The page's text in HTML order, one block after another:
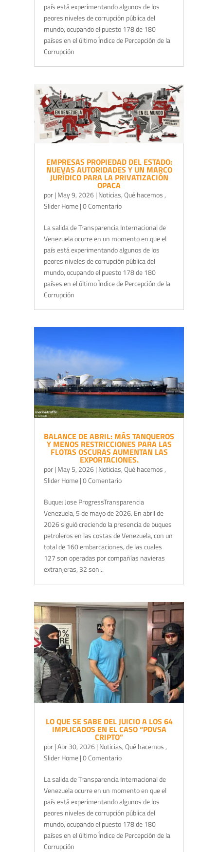
país está experimentando algunos de los
peores niveles de corrupción pública del
mundo, ocupando el puesto 178 de 180
países en el último Índice de Percepción de la
Corrupción
EMPRESAS PROPIEDAD DEL ESTADO:
NUEVAS AUTORIDADES Y UN MARCO
JURÍDICO PARA LA PRIVATIZACIÓN
OPACA
por| May 9, 2026| Noticias,Qué hacemos ,
Slider Home| 0 Comentario
La salida de Transparencia Internacional de
Venezuela ocurre en un momento en que el
país está experimentando algunos de los
peores niveles de corrupción pública del
mundo, ocupando el puesto 178 de 180
países en el último Índice de Percepción de la
Corrupción
BALANCE DE ABRIL: MÁS TANQUEROS
Y MENOS RESTRICCIONES PARA LAS
FLOTAS OSCURAS AUMENTAN LAS
EXPORTACIONES.
por| May 5, 2026| Noticias,Qué hacemos,
Slider Home| 0 Comentario
Buque: Jose ProgressTransparencia
Venezuela, 5 de mayo de 2026. En abril de
2026 siguió creciendo la presencia de buques
petroleros en las costas de Venezuela, con un
total de 160 embarcaciones, de las cuales
127 son operadas por compañías navieras
extranjeras, 32 son...
LO QUE SE SABE DEL JUICIO A LOS 64
IMPLICADOS EN EL CASO “PDVSA
CRIPTO”
por|Abr 30, 2026| Noticias,Qué hacemos ,
Slider Home| 0 Comentario
La salida de Transparencia Internacional de
Venezuela ocurre en un momento en que el
país está experimentando algunos de los
peores niveles de corrupción pública del
mundo, ocupando el puesto 178 de 180
países en el último Índice de Percepción de la
Corrupción